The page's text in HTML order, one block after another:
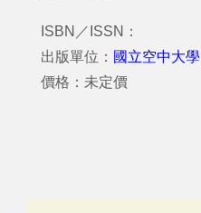
ISBN／ISSN：
出版單位： 國立空中大學
價格：未定價